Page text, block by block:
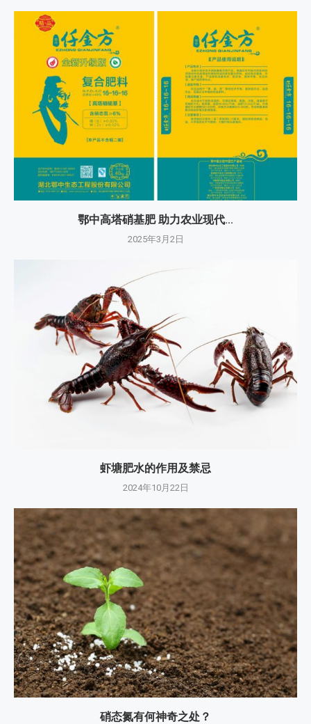
鄂中高塔硝基肥 助力农业现代...
2025年3月2日
虾塘肥水的作用及禁忌
2024年10月22日
硝态氮有何神奇之处？